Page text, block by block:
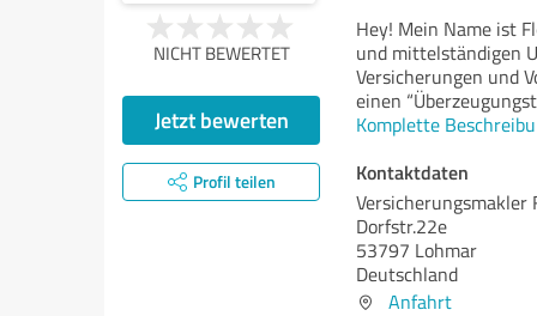
NICHT BEWERTET
Jetzt bewerten
Profil teilen
Hey! Mein Name ist
und mittelständigen
Versicherungen und
einen
Komplette
Kontaktdaten
Versicherungsmakler
Dorfstr.22e
53797 Lohmar
Deutschland
Anfahrt